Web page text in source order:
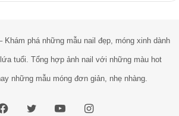
Khám phá những mẫu nail đẹp, móng xinh dành
tuổi. Tổng hợp ảnh nail với những màu hot
những mẫu móng đơn giản, nhẹ nhàng.
FacebookTwitterYouTubeInstagram